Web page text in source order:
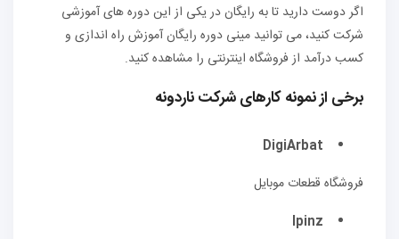
اگر دوست دارید تا به رایگان در یکی از این دوره های آموزشی
شرکت کنید، می توانید مینی دوره رایگان آموزش راه اندازی و
کسب درآمد از فروشگاه اینترنتی را مشاهده کنید.
برخی از نمونه کارهای شرکت ناردونه
DigiArbat
فروشگاه قطعات موبایل
Ipinz